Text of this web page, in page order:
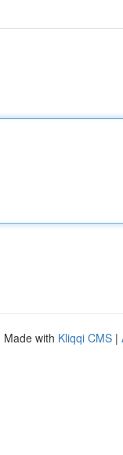
Made with Kliqqi CMS |